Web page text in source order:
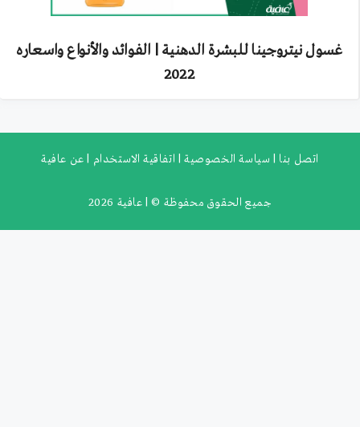
غسول نيتروجينا للبشرة الدهنية | الفوائد والأنواع واسعاره
2022
اتصل بنا | سياسة الخصوصية | اتفاقية الاستخدام | عن عافية
جميع الحقوق محفوظة © | عافية 2026